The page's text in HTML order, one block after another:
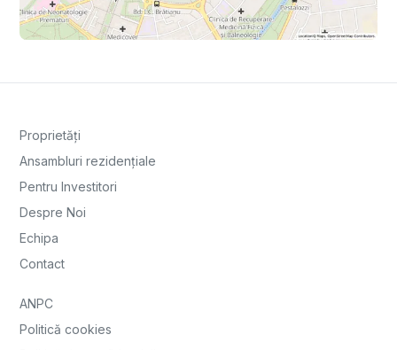
Proprietăți
Ansambluri rezidențiale
Pentru Investitori
Despre Noi
Echipa
Contact
ANPC
Politică cookies